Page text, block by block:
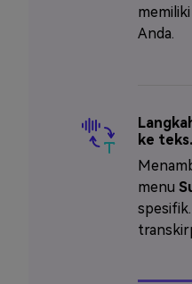
memiliki
Anda.
ke teks.
menu